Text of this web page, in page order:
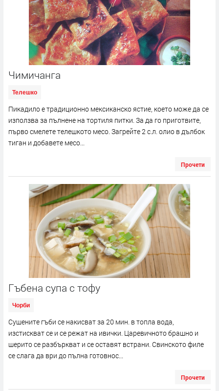
Чимичанга
Телешко
Пикадило е традиционно мексиканско ястие, което може да се
използва за пълнене на тортиля питки. За да го приготвите,
първо смелете телешкото месо. Загрейте 2 с.л. олио в дълбок
тиган и добавете месо...
Прочети
Гъбена супа с тофу
Чорби
Сушените гъби се накисват за 20 мин. в топла вода,
изстискват се и се режат на ивички. Царевичното брашно и
шерито се разбъркват и се оставят встрани. Свинското филе
се слага да ври до пълна готовнос...
Прочети